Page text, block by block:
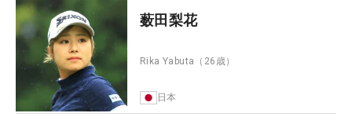
薮田梨花
Rika Yabuta （26歳）
日本